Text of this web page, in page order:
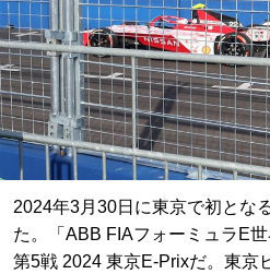
2024年3月30日に東京で初とな
た。「ABB FIAフォーミュラE
第5戦 2024 東京E-Prixだ。東京